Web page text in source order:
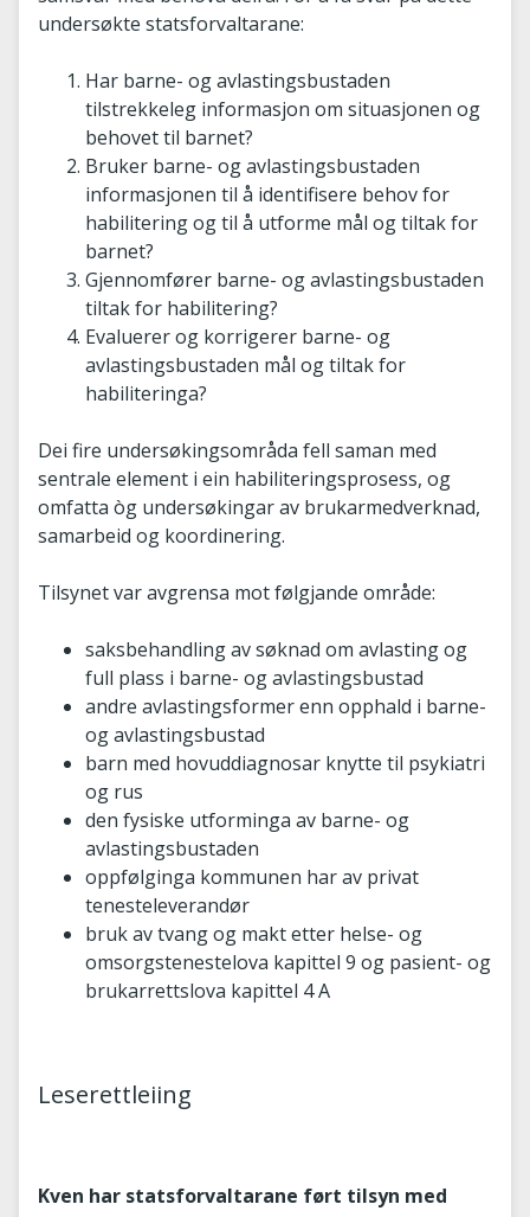
undersøkte statsforvaltarane:
Har barne- og avlastingsbustaden
tilstrekkeleg informasjon om situasjonen og
behovet til barnet?
Bruker barne- og avlastingsbustaden
informasjonen til å identifisere behov for
habilitering og til å utforme mål og tiltak for
barnet?
Gjennomfører barne- og avlastingsbustaden
tiltak for habilitering?
Evaluerer og korrigerer barne- og
avlastingsbustaden mål og tiltak for
habiliteringa?
Dei fire undersøkingsområda fell saman med
sentrale element i ein habiliteringsprosess, og
omfatta òg undersøkingar av brukarmedverknad,
samarbeid og koordinering.
Tilsynet var avgrensa mot følgjande område:
saksbehandling av søknad om avlasting og
full plass i barne- og avlastingsbustad
andre avlastingsformer enn opphald i barne-
og avlastingsbustad
barn med hovuddiagnosar knytte til psykiatri
og rus
den fysiske utforminga av barne- og
avlastingsbustaden
oppfølginga kommunen har av privat
tenesteleverandør
bruk av tvang og makt etter helse- og
omsorgstenestelova kapittel 9 og pasient- og
brukarrettslova kapittel 4 A
Leserettleiing
Kven har statsforvaltarane ført tilsyn med